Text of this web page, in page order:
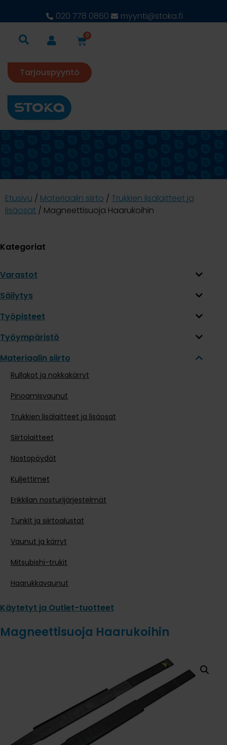
020 778 0860 myynti@stoka.fi
0
Tarjouspyyntö
Etusivu / Materiaalin siirto / Trukkien lisälaitteet ja
lisäosat / Magneettisuoja Haarukoihin
Kategoriat
Varastot
Säilytys
Työpisteet
Työympäristö
Materiaalin siirto
Rullakot ja nokkakärryt
Pinoamisvaunut
Trukkien lisälaitteet ja lisäosat
Siirtolaitteet
Nostopöydät
Kuljettimet
Erikkilan nosturijärjestelmät
Tunkit ja siirtoalustat
Vaunut ja kärryt
Mitsubishi-trukit
Haarukkavaunut
Käytetyt ja Outlet-tuotteet
Magneettisuoja Haarukoihin